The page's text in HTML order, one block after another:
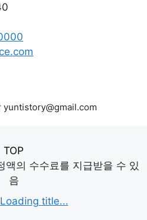
TOP
액의 수수료를 지급받을 수 있
음
Loading title...